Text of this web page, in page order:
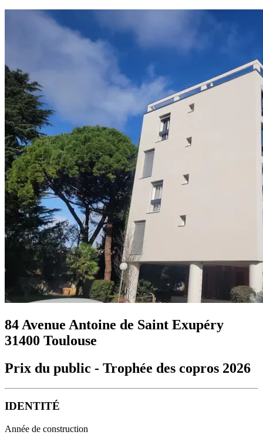
84 Avenue Antoine de Saint Exupéry
31400 Toulouse
Prix du public - Trophée des copros 2026
IDENTITÉ
Année de construction